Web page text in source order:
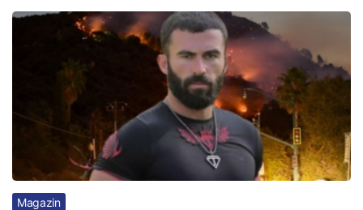
Magazin